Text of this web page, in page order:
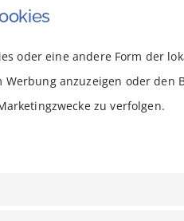
oder eine andere Form der
anzuzeigen oder den
zu verfolgen.